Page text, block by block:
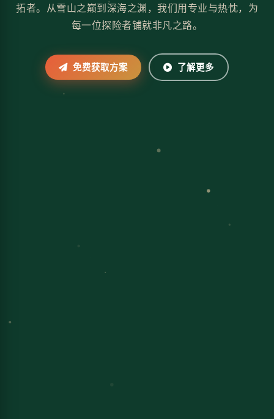
拓者。从雪山之巅到深海之渊，我们用专业与热忱，为
每一位探险者铺就非凡之路。
免费获取方案 了解更多